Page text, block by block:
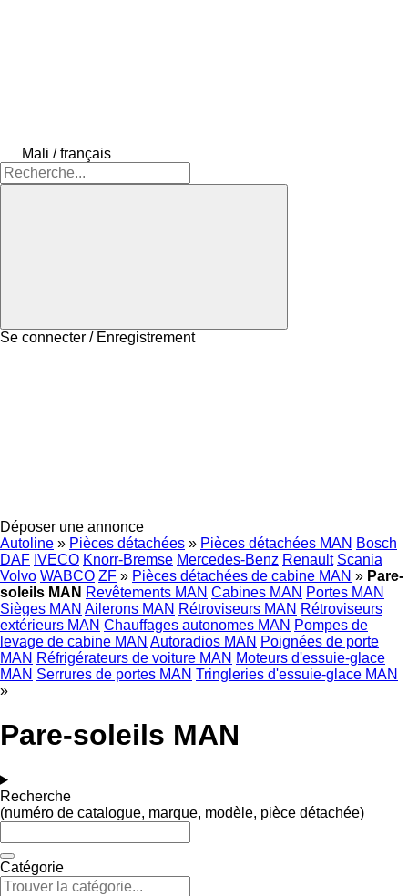
Mali / français
Se connecter / Enregistrement
Déposer une annonce
Autoline » Pièces détachées » Pièces détachées MAN Bosch
DAF IVECO Knorr-Bremse Mercedes-Benz Renault Scania
Volvo WABCO ZF » Pièces détachées de cabine MAN » Pare-
soleils MAN Revêtements MAN Cabines MAN Portes MAN
Sièges MAN Ailerons MAN Rétroviseurs MAN Rétroviseurs
extérieurs MAN Chauffages autonomes MAN Pompes de
levage de cabine MAN Autoradios MAN Poignées de porte
MAN Réfrigérateurs de voiture MAN Moteurs d'essuie-glace
MAN Serrures de portes MAN Tringleries d'essuie-glace MAN
»
Pare-soleils MAN
Recherche
(numéro de catalogue, marque, modèle, pièce détachée)
Catégorie